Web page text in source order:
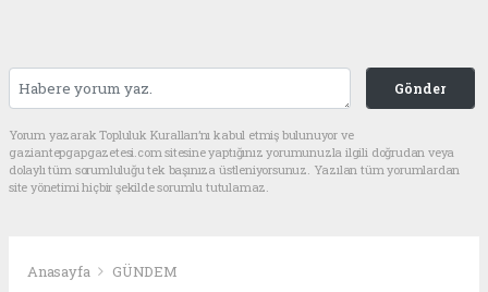
Gönder
Yorum yazarak Topluluk Kuralları’nı kabul etmiş bulunuyor ve
gaziantepgapgazetesi.com sitesine yaptığınız yorumunuzla ilgili doğrudan veya
dolaylı tüm sorumluluğu tek başınıza üstleniyorsunuz. Yazılan tüm yorumlardan
site yönetimi hiçbir şekilde sorumlu tutulamaz.
Anasayfa GÜNDEM